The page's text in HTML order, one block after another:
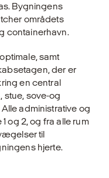
Bygningens
områdets
containerhavn.
samt
der er
en central
stue, sove-og
administra­tive og
og 2, og fra alle rum
til
hjerte.